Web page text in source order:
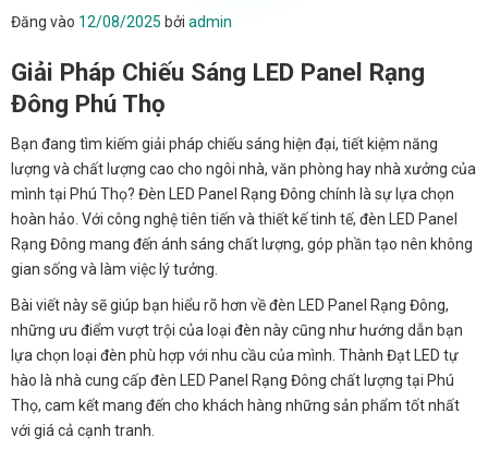
Đăng vào 12/08/2025 bởi admin
Giải Pháp Chiếu Sáng LED Panel Rạng
Đông Phú Thọ
Bạn đang tìm kiếm giải pháp chiếu sáng hiện đại, tiết kiệm năng
lượng và chất lượng cao cho ngôi nhà, văn phòng hay nhà xưởng của
mình tại Phú Thọ? Đèn LED Panel Rạng Đông chính là sự lựa chọn
hoàn hảo. Với công nghệ tiên tiến và thiết kế tinh tế, đèn LED Panel
Rạng Đông mang đến ánh sáng chất lượng, góp phần tạo nên không
gian sống và làm việc lý tưởng.
Bài viết này sẽ giúp bạn hiểu rõ hơn về đèn LED Panel Rạng Đông,
những ưu điểm vượt trội của loại đèn này cũng như hướng dẫn bạn
lựa chọn loại đèn phù hợp với nhu cầu của mình. Thành Đạt LED tự
hào là nhà cung cấp đèn LED Panel Rạng Đông chất lượng tại Phú
Thọ, cam kết mang đến cho khách hàng những sản phẩm tốt nhất
với giá cả cạnh tranh.